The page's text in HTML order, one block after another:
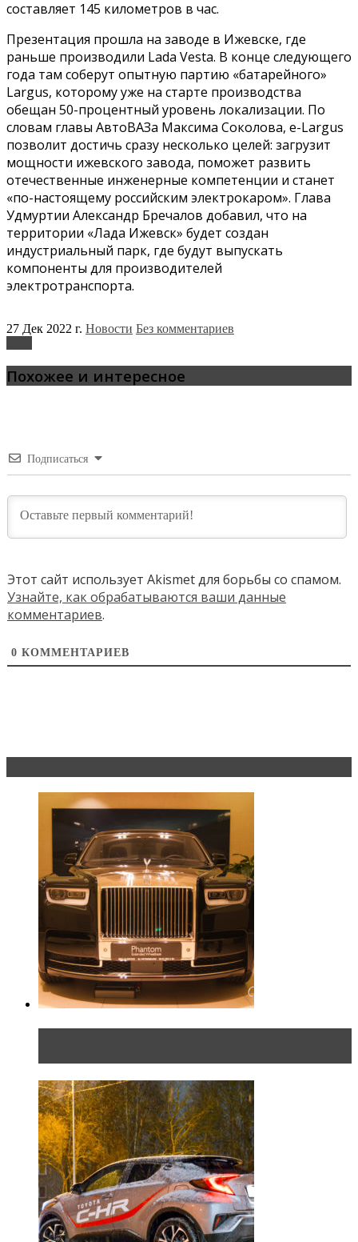
составляет 145 километров в час.
Презентация прошла на заводе в Ижевске, где
раньше производили Lada Vesta. В конце следующего
года там соберут опытную партию «батарейного»
Largus, которому уже на старте производства
обещан 50-процентный уровень локализации. По
словам главы АвтоВАЗа Максима Соколова, e-Largus
позволит достичь сразу несколько целей: загрузит
мощности ижевского завода, поможет развить
отечественные инженерные компетенции и станет
«по-настоящему российским электрокаром». Глава
Удмуртии Александр Бречалов добавил, что на
территории «Лада Ижевск» будет создан
индустриальный парк, где будут выпускать
компоненты для производителей
электротранспорта.
27 Дек 2022 г. Новости Без комментариев
Похожее и интересное
Подписаться
Этот сайт использует Akismet для борьбы со спамом.
Узнайте, как обрабатываются ваши данные
комментариев.
0 КОММЕНТАРИЕВ